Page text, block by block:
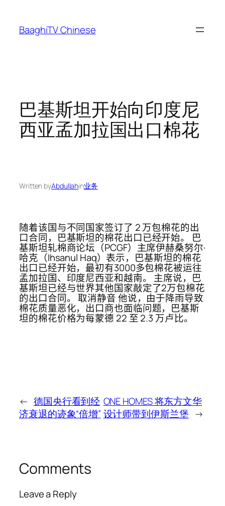
content
BaaghiTV Chinese
巴基斯坦开始向印度尼
西亚孟加拉国出口棉花
Written byAbdullahin业务
随着该国与不同国家签订了 2 万包棉花的出
口合同，巴基斯坦的棉花出口已经开始。 巴
基斯坦轧棉商论坛（PCGF）主席伊赫桑努尔·
哈克（Ihsanul Haq）表示，巴基斯坦的棉花
出口已经开始，最初有3000多包棉花被运往
孟加拉国、印度尼西亚和越南。 主席说，巴
基斯坦已经与世界其他国家敲定了2万包棉花
的出口合同。 取消静音 他说，由于降雨导致
棉花质量恶化，出口商也面临问题，巴基斯
坦的棉花价格为每蒙德 22 至 2.3 万卢比。
← 德国央行看到经
济衰退的迹象“倍增”
ONE HOMES 将东方文华
设计师带到伊斯兰堡 →
Comments
Leave a Reply